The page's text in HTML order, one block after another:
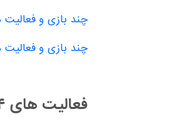
چند بازی و فعالیت
چند بازی و فعالیت
فعالیت های ۴ سالگی: